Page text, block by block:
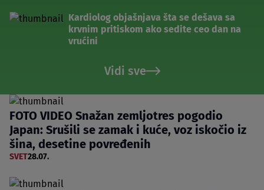
Kardiolog objašnjava šta se dešava sa
krvnim pritiskom ako sedite ceo dan na
vrućini
Vidi sve
FOTO VIDEO Snažan zemljotres pogodio
Japan: Srušili se zamak i kuće, voz iskočio iz
šina, desetine povređenih
SVET28.07.